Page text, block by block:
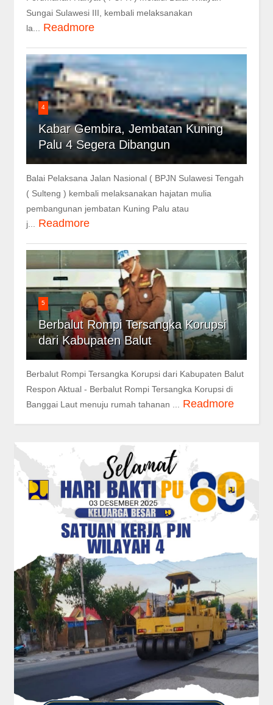
Sungai Sulawesi III, kembali melaksanakan
la...
Readmore
4
Kabar Gembira, Jembatan Kuning
Palu 4 Segera Dibangun
Balai Pelaksana Jalan Nasional ( BPJN Sulawesi Tengah
( Sulteng ) kembali melaksanakan hajatan mulia
pembangunan jembatan Kuning Palu atau
j...
Readmore
5
Berbalut Rompi Tersangka Korupsi
dari Kabupaten Balut
Berbalut Rompi Tersangka Korupsi dari Kabupaten Balut
Respon Aktual - Berbalut Rompi Tersangka Korupsi di
Banggai Laut menuju rumah tahanan ...
Readmore